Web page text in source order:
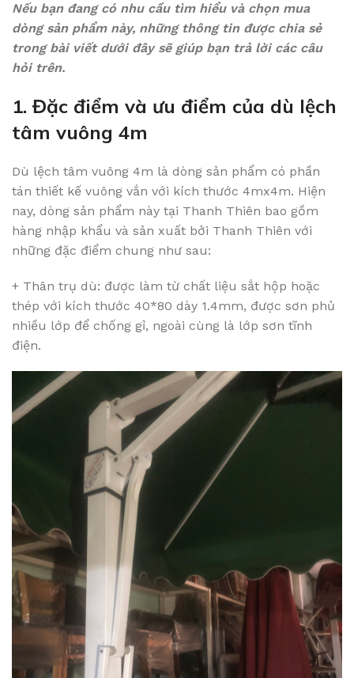
Nếu bạn đang có nhu cầu tìm hiểu và chọn mua
dòng sản phẩm này, những thông tin được chia sẻ
trong bài viết dưới đây sẽ giúp bạn trả lời các câu
hỏi trên.
1. Đặc điểm và ưu điểm của dù lệch
tâm vuông 4m
Dù lệch tâm vuông 4m là dòng sản phẩm có phần
tán thiết kế vuông vắn với kích thước 4mx4m. Hiện
nay, dòng sản phẩm này tại Thanh Thiên bao gồm
hàng nhập khẩu và sản xuất bởi Thanh Thiên với
những đặc điểm chung như sau:
+ Thân trụ dù: được làm từ chất liệu sắt hộp hoặc
thép với kích thước 40*80 dày 1.4mm, được sơn phủ
nhiều lớp để chống gỉ, ngoài cùng là lớp sơn tĩnh
điện.